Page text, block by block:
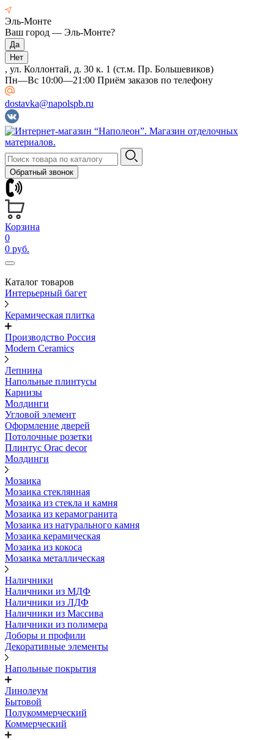
Эль-Монте
Ваш город — Эль-Монте?
, ул. Коллонтай, д. 30 к. 1 (ст.м. Пр. Большевиков)
Пн—Вс 10:00—21:00 Приём заказов по телефону
dostavka@napolspb.ru
Обратный звонок
Корзина
0
0 руб.
Каталог товаров
Интерьерный багет
Керамическая плитка
Производство Россия
Modern Ceramics
Лепнина
Напольные плинтусы
Карнизы
Молдинги
Угловой элемент
Оформление дверей
Потолочные розетки
Плинтус Orac decor
Молдинги
Мозаика
Мозаика стеклянная
Мозаика из стекла и камня
Мозаика из керамогранита
Мозаика из натурального камня
Мозаика керамическая
Мозаика из кокоса
Мозаика металлическая
Наличники
Наличники из МДФ
Наличники из ЛДФ
Наличники из Массива
Наличники из полимера
Доборы и профили
Декоративные элементы
Напольные покрытия
Линолеум
Бытовой
Полукоммерческий
Коммерческий